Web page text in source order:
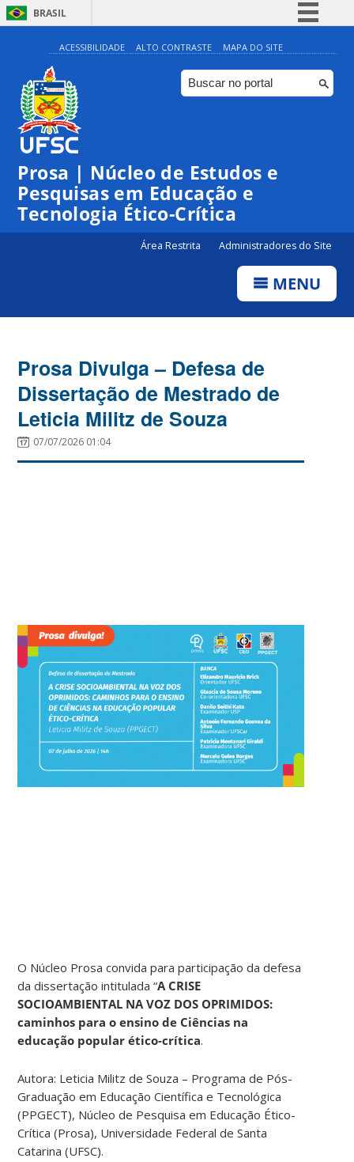
BRASIL
Simplifique!
Comunica BR
Participe
Canais
ACESSIBILIDADE ALTO CONTRASTE MAPA DO SITE
Prosa | Núcleo de Estudos e
Pesquisas em Educação e
Tecnologia Ético-Crítica
Área Restrita Administradores do Site
MENU
Prosa Divulga – Defesa de
Dissertação de Mestrado de
Leticia Militz de Souza
07/07/2026 01:04
O Núcleo Prosa convida para participação da defesa
da dissertação intitulada “A CRISE
SOCIOAMBIENTAL NA VOZ DOS OPRIMIDOS:
caminhos para o ensino de Ciências na
educação popular ético-crítica.
Autora: Leticia Militz de Souza – Programa de Pós-
Graduação em Educação Científica e Tecnológica
(PPGECT), Núcleo de Pesquisa em Educação Ético-
Crítica (Prosa), Universidade Federal de Santa
Catarina (UFSC).